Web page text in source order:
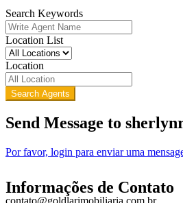
Search Keywords
Location List
Location
Search Agents
Send Message to
Por favor, login para enviar uma
Informações de Contato